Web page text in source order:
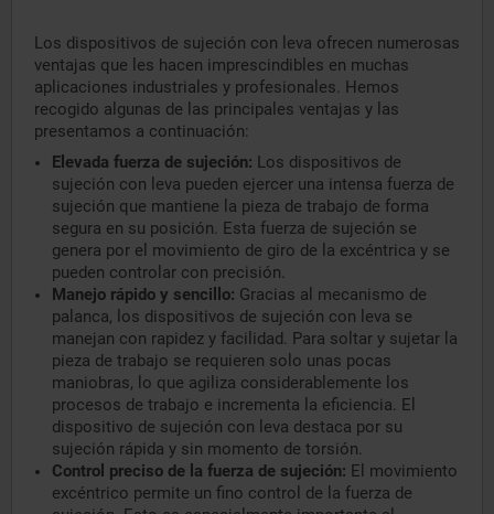
Los dispositivos de sujeción con leva ofrecen numerosas
ventajas que les hacen imprescindibles en muchas
aplicaciones industriales y profesionales. Hemos
recogido algunas de las principales ventajas y las
presentamos a continuación:
Elevada fuerza de sujeción: Los dispositivos de
sujeción con leva pueden ejercer una intensa fuerza de
sujeción que mantiene la pieza de trabajo de forma
segura en su posición. Esta fuerza de sujeción se
genera por el movimiento de giro de la excéntrica y se
pueden controlar con precisión.
Manejo rápido y sencillo: Gracias al mecanismo de
palanca, los dispositivos de sujeción con leva se
manejan con rapidez y facilidad. Para soltar y sujetar la
pieza de trabajo se requieren solo unas pocas
maniobras, lo que agiliza considerablemente los
procesos de trabajo e incrementa la eficiencia. El
dispositivo de sujeción con leva destaca por su
sujeción rápida y sin momento de torsión.
Control preciso de la fuerza de sujeción: El movimiento
excéntrico permite un fino control de la fuerza de